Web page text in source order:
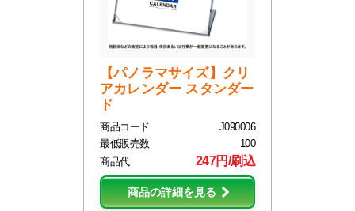
【パノラマサイズ】クリ
アカレンダー スタンダー
ド
商品コード
J090006
最低販売数
100
商品代
247円/刷込
商品の詳細を見る